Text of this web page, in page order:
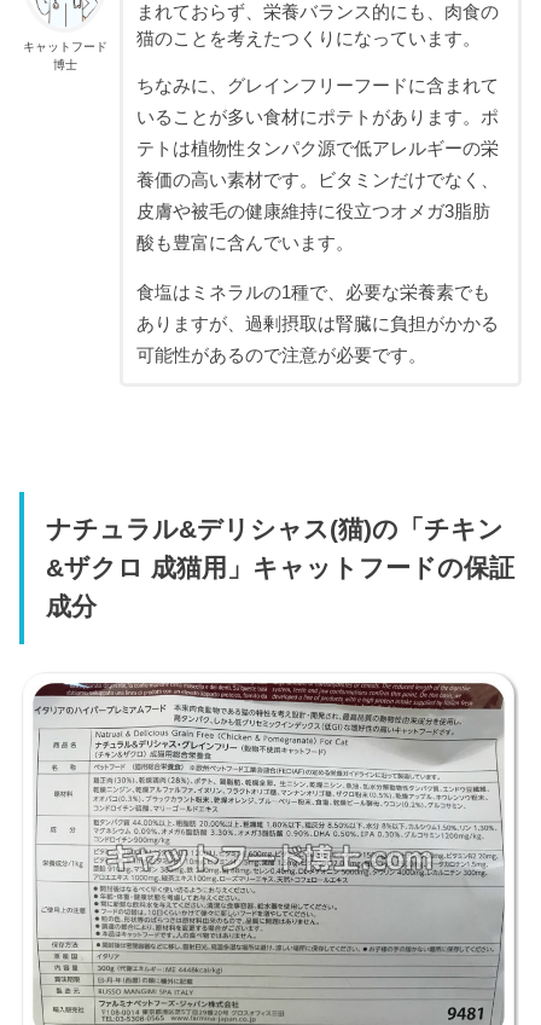
キャットフード
博士
まれておらず、栄養バランス的にも、肉食の
猫のことを考えたつくりになっています。
ちなみに、グレインフリーフードに含まれて
いることが多い食材にポテトがあります。ポ
テトは植物性タンパク源で低アレルギーの栄
養価の高い素材です。ビタミンだけでなく、
皮膚や被毛の健康維持に役立つオメガ3脂肪
酸も豊富に含んでいます。
食塩はミネラルの1種で、必要な栄養素でも
ありますが、過剰摂取は腎臓に負担がかかる
可能性があるので注意が必要です。
ナチュラル&デリシャス(猫)の「チキン
&ザクロ 成猫用」キャットフードの保証
成分